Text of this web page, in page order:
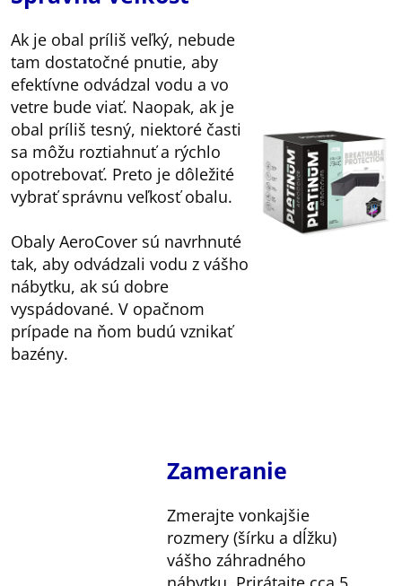
Ak je obal príliš veľký, nebude
tam dostatočné pnutie, aby
efektívne odvádzal vodu a vo
vetre bude viať. Naopak, ak je
obal príliš tesný, niektoré časti
sa môžu roztiahnuť a rýchlo
opotrebovať. Preto je dôležité
vybrať správnu veľkosť obalu.
Obaly AeroCover sú navrhnuté
tak, aby odvádzali vodu z vášho
nábytku, ak sú dobre
vyspádované. V opačnom
prípade na ňom budú vznikať
bazény.
Zameranie
Zmerajte vonkajšie
rozmery (šírku a dĺžku)
vášho záhradného